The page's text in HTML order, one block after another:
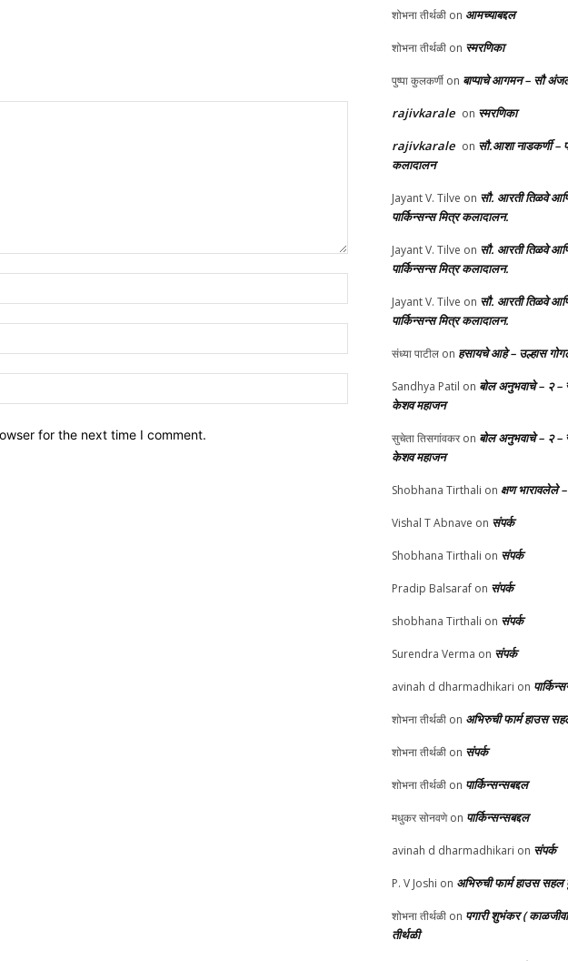
Website:
for the next time I comment.
शोभना तीर्थळी on आमच्याबद्दल
शोभना तीर्थळी on स्मरणिका
पुष्पा कुलकर्णी on बाप्पाचे आगमन – सौ
rajivkarale on स्मरणिका
rajivkarale on सौ.आशा नाडकर्णी –
कलादालन
Jayant V. Tilve on सौ. आरती तिळवे
पार्किन्सन्स मित्र कलादालन.
Jayant V. Tilve on सौ. आरती तिळवे
पार्किन्सन्स मित्र कलादालन.
Jayant V. Tilve on सौ. आरती तिळवे
पार्किन्सन्स मित्र कलादालन.
संध्या पाटील on हसायचे आहे – उल्हास
Sandhya Patil on बोल अनुभवाचे – २ –
केशव महाजन
सुचेता तिसगांवकरon बोल अनुभवाचे – २ –
केशव महाजन
Shobhana Tirthali on क्षण भारावलेले
Vishal T Abnave on संपर्क
Shobhana Tirthali on संपर्क
Pradip Balsaraf on संपर्क
shobhana Tirthali on संपर्क
Surendra Verma on संपर्क
avinah d dharmadhikari on
शोभना तीर्थळी on अभिरुची फार्म हाउस
शोभना तीर्थळी on संपर्क
शोभना तीर्थळी on पार्किन्सन्सबद्दल
मधुकर सोनवणेon पार्किन्सन्सबद्दल
avinah d dharmadhikari on संपर्क
P. V Joshi on अभिरुची फार्म हाउस सहल
शोभना तीर्थळी on पगारी शुभंकर (
तीर्थळी